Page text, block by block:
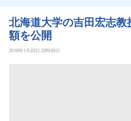
北海道大学の吉田宏志
額を公開
2018年1月23日 22時20分